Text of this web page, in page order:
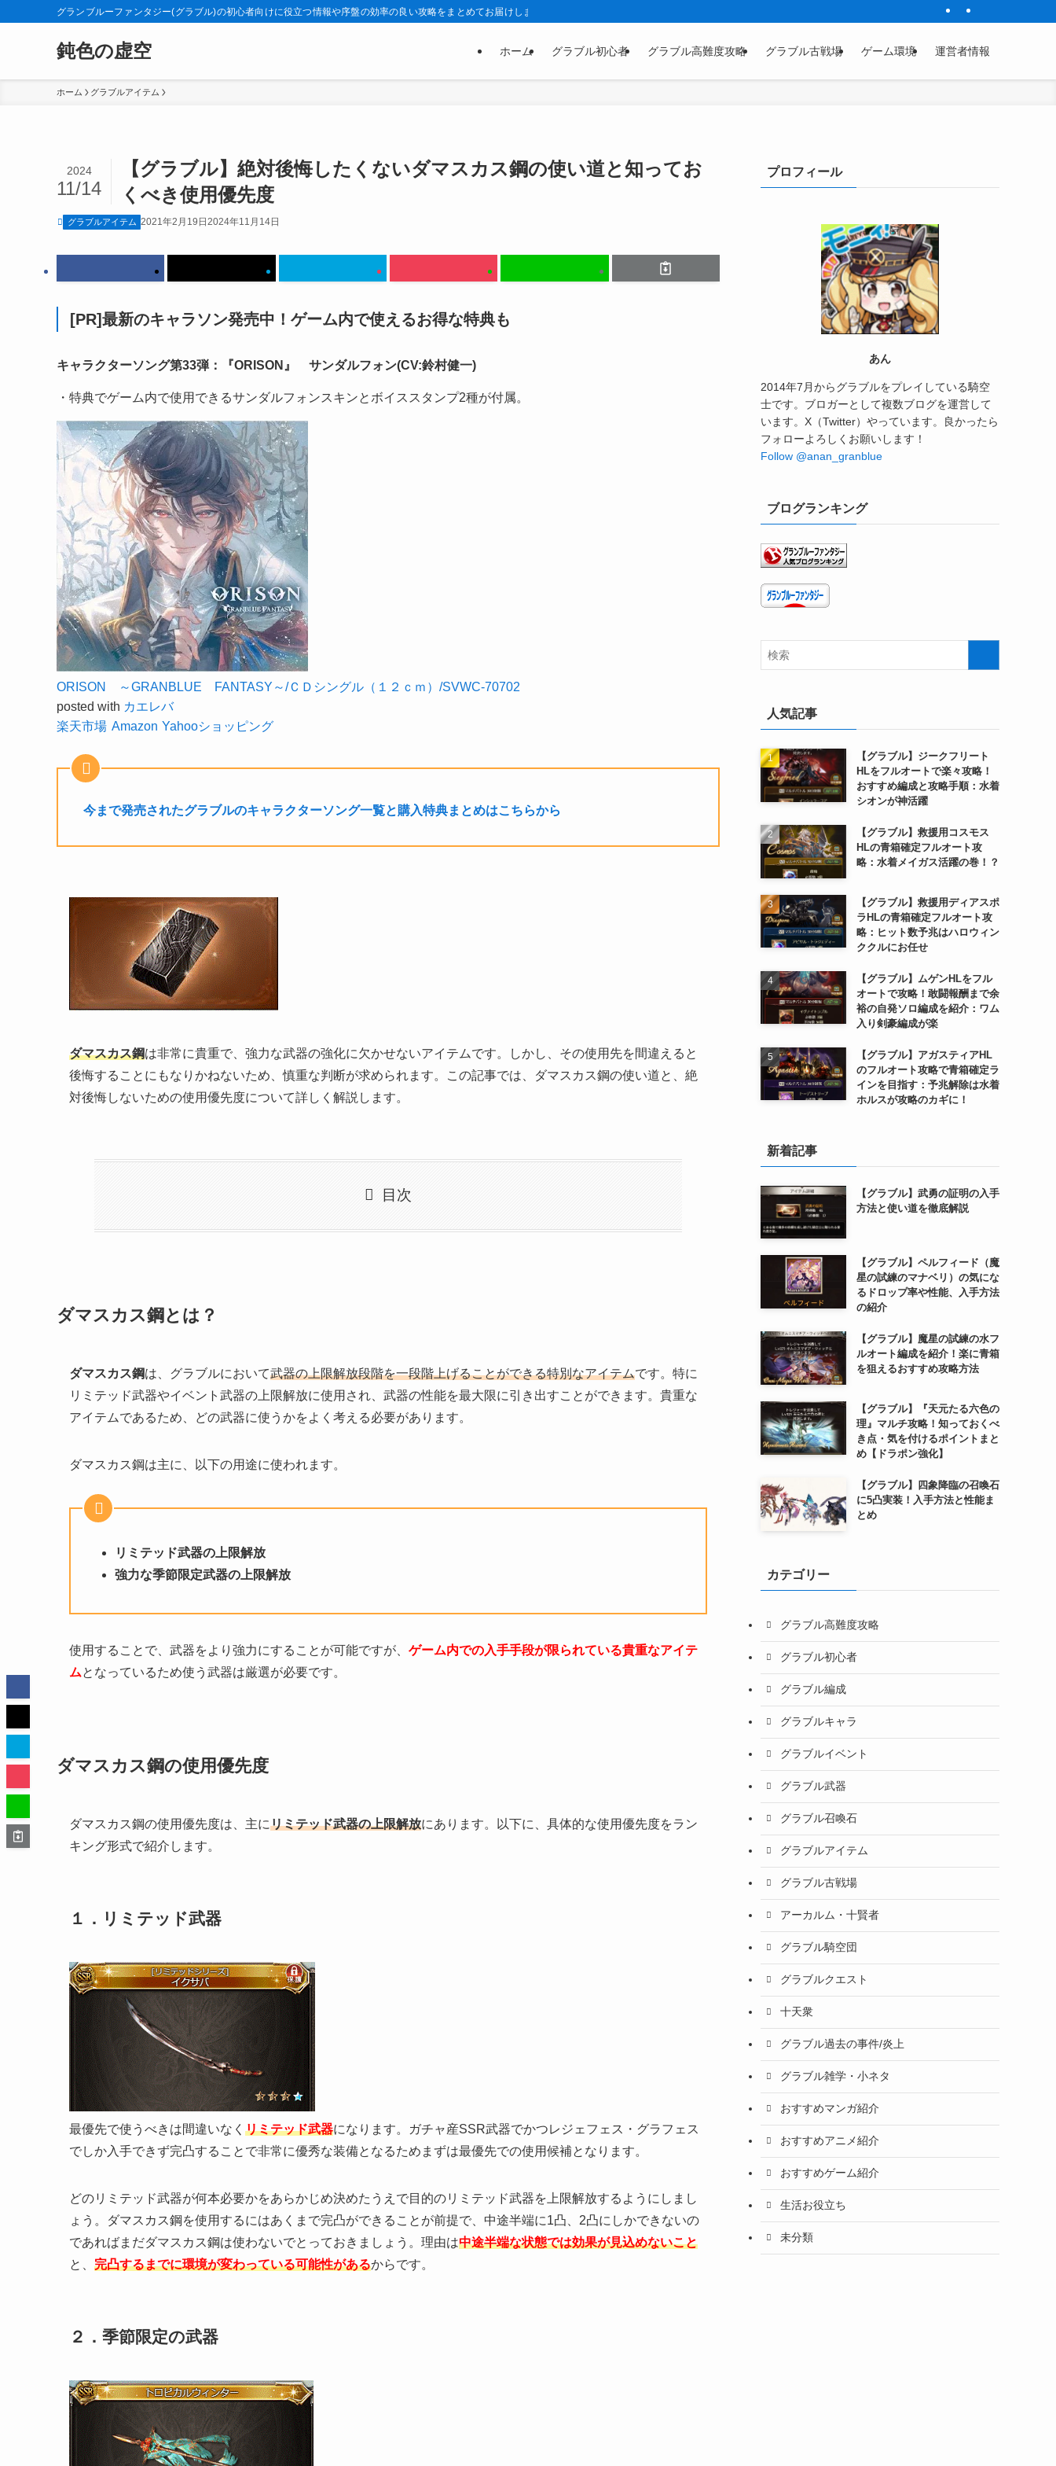
グランブルーファンタジー(グラブル)の初心者向けに役立つ情報や序盤の効率の良い攻略をまとめてお届けします。
鈍色の虚空 ホーム グラブル初心者 グラブル高難度攻略 グラブル古戦場 ゲーム環境 運営者情報
ホーム グラブルアイテム
【グラブル】絶対後悔したくないダマスカス鋼の使い道と知ってお
くべき使用優先度
2024
11/14
グラブルアイテム 2021年2月19日 2024年11月14日
[PR]最新のキャラソン発売中！ゲーム内で使えるお得な特典も
キャラクターソング第33弾：『ORISON』 サンダルフォン(CV:鈴村健一)
・特典でゲーム内で使用できるサンダルフォンスキンとボイススタンプ2種が付属。
ORISON ～GRANBLUE FANTASY～/ＣＤシングル（１２ｃｍ）/SVWC-70702
posted with カエレバ
楽天市場 Amazon Yahooショッピング
今まで発売されたグラブルのキャラクターソング一覧と購入特典まとめはこちらから
ダマスカス鋼は非常に貴重で、強力な武器の強化に欠かせないアイテムです。しかし、その使用先を間違えると
後悔することにもなりかねないため、慎重な判断が求められます。この記事では、ダマスカス鋼の使い道と、絶
対後悔しないための使用優先度について詳しく解説します。
目次
ダマスカス鋼とは？
ダマスカス鋼は、グラブルにおいて武器の上限解放段階を一段階上げることができる特別なアイテムです。特に
リミテッド武器やイベント武器の上限解放に使用され、武器の性能を最大限に引き出すことができます。貴重な
アイテムであるため、どの武器に使うかをよく考える必要があります。
ダマスカス鋼は主に、以下の用途に使われます。
リミテッド武器の上限解放
強力な季節限定武器の上限解放
使用することで、武器をより強力にすることが可能ですが、 ゲーム内での入手手段が限られている貴重なアイテ
ムとなっているため使う武器は厳選が必要です。
ダマスカス鋼の使用優先度
ダマスカス鋼の使用優先度は、主にリミテッド武器の上限解放にあります。以下に、具体的な使用優先度をラン
キング形式で紹介します。
１．リミテッド武器
最優先で使うべきは間違いなく リミテッド武器になります。ガチャ産SSR武器でかつレジェフェス・グラフェス
でしか入手できず完凸することで非常に優秀な装備となるためまずは最優先での使用候補となります。
どのリミテッド武器が何本必要かをあらかじめ決めたうえで目的のリミテッド武器を上限解放するようにしまし
ょう。ダマスカス鋼を使用するにはあくまで完凸ができることが前提で、中途半端に1凸、2凸にしかできないの
であればまだダマスカス鋼は使わないでとっておきましょう。理由は中途半端な状態では効果が見込めないこと
と、 完凸するまでに環境が変わっている可能性があるからです。
２．季節限定の武器
プロフィール
あん
2014年7月からグラブルをプレイしている騎空
士です。ブロガーとして複数ブログを運営して
います。X（Twitter）やっています。良かったら
フォローよろしくお願いします！
Follow @anan_granblue
ブログランキング
人気記事
【グラブル】ジークフリート
HLをフルオートで楽々攻略！
おすすめ編成と攻略手順：水着
シオンが神活躍
【グラブル】救援用コスモス
HLの青箱確定フルオート攻
略：水着メイガス活躍の巻！？
【グラブル】救援用ディアスポ
ラHLの青箱確定フルオート攻
略：ヒット数予兆はハロウィン
ククルにお任せ
【グラブル】ムゲンHLをフル
オートで攻略！敢闘報酬まで余
裕の自発ソロ編成を紹介：ワム
入り剣豪編成が楽
【グラブル】アガスティアHL
のフルオート攻略で青箱確定ラ
インを目指す：予兆解除は水着
ホルスが攻略のカギに！
新着記事
【グラブル】武勇の証明の入手
方法と使い道を徹底解説
【グラブル】ペルフィード（魔
星の試練のマナベリ）の気にな
るドロップ率や性能、入手方法
の紹介
【グラブル】魔星の試練の水フ
ルオート編成を紹介！楽に青箱
を狙えるおすすめ攻略方法
【グラブル】『天元たる六色の
理』マルチ攻略！知っておくべ
き点・気を付けるポイントまと
め【ドラポン強化】
【グラブル】四象降臨の召喚石
に5凸実装！入手方法と性能ま
とめ
カテゴリー
グラブル高難度攻略
グラブル初心者
グラブル編成
グラブルキャラ
グラブルイベント
グラブル武器
グラブル召喚石
グラブルアイテム
グラブル古戦場
アーカルム・十賢者
グラブル騎空団
グラブルクエスト
十天衆
グラブル過去の事件/炎上
グラブル雑学・小ネタ
おすすめマンガ紹介
おすすめアニメ紹介
おすすめゲーム紹介
生活お役立ち
未分類